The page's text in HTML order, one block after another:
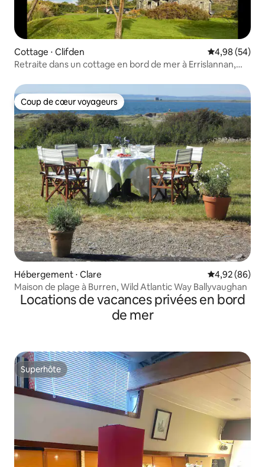
Cottage ⋅ Clifden Évaluation
4,98 (54)
Retraite dans un cottage en bord de mer à Errislannan,
Coup de cœur voyageurs
Coup de cœur voyageurs
Hébergement ⋅ Clare Évaluation
4,92 (86)
Maison de plage à Burren, Wild Atlantic Way Ballyvaughan
Locations de vacances privées en bord
de mer
Superhôte
Superhôte